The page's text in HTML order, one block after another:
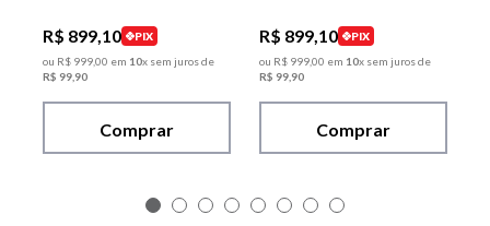
R$ 899,10
PIX
ou R$ 99900 em 10x sem juros de
R$ 99 90
Comprar
R$ 899,10
PIX
ou R$ 99900 em 10x sem juros de
R$ 99 90
Comprar